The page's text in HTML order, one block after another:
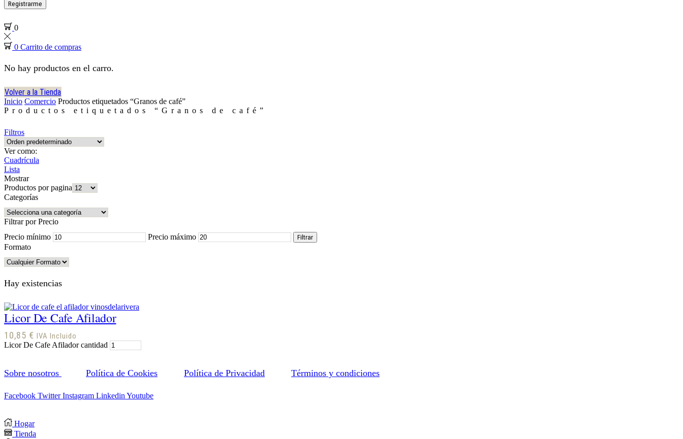
Registrarme
0
0 Carrito de compras
No hay productos en el carro.
Volver a la Tienda
Inicio Comercio Productos etiquetados “Granos de café”
Productos etiquetados “Granos de café”
Filtros
Ver como:
Cuadrícula
Lista
Mostrar
Productos por pagina
Categorías
Filtrar por Precio
Precio mínimo
Precio máximo Filtrar
Formato
Hay existencias
Licor De Cafe Afilador
10,85 € IVA Incluido
Licor De Cafe Afilador cantidad
Sobre nosotros Política de Cookies Política de Privacidad Términos y condiciones
Facebook Twitter Instagram LinkedinYoutube
Hogar
Tienda